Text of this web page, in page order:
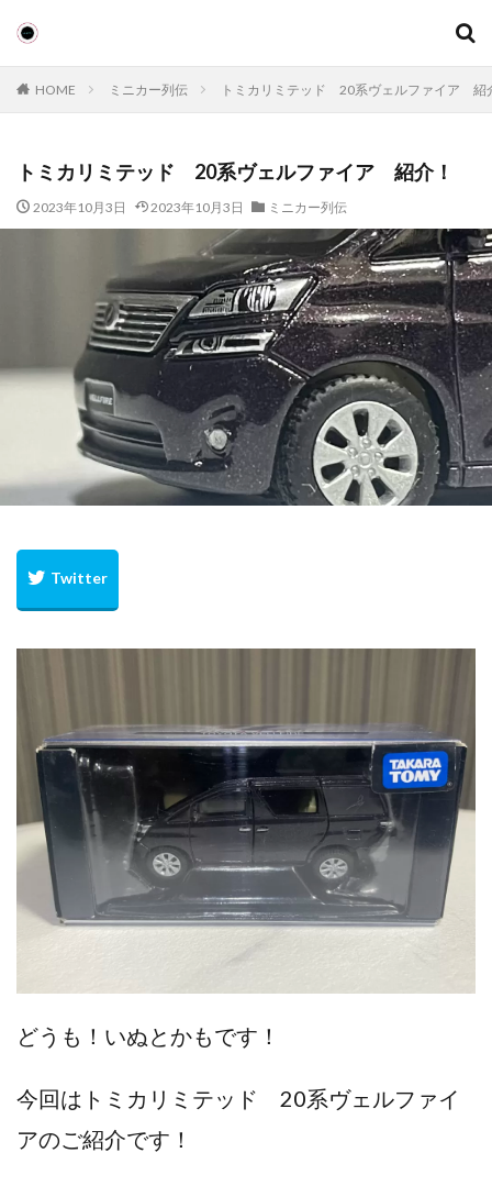
HOME ミニカー列伝 トミカリミテッド 20系ヴェルファイア 紹
トミカリミテッド 20系ヴェルファイア 紹介！
2023年10月3日 2023年10月3日 ミニカー列伝
どうも！いぬとかもです！
今回はトミカリミテッド 20系ヴェルファイ
アのご紹介です！
検索